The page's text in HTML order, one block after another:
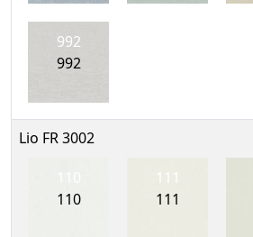
992
992
Lio FR 3002
110
111
111